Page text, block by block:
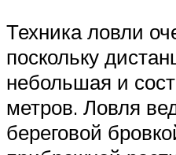
Техника ловли
поскольку
небольшая и
метров. Ловля
береговой